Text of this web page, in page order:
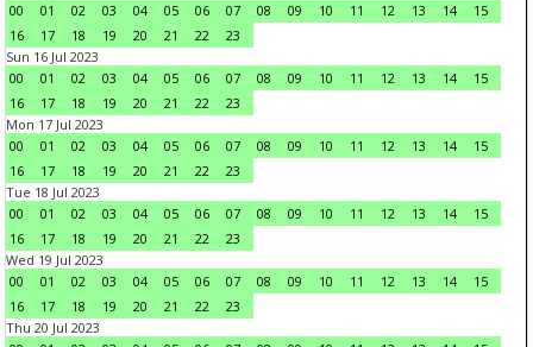
00
01 02 03 04 05 06 07 08 09 10 11 12 13 14
15
16
17 18 19 20 21 22
23
Sun 16 Jul 2023
00
01 02 03 04 05 06 07 08 09 10 11 12 13 14
15
16
17 18 19 20 21 22
23
Mon 17 Jul 2023
00
01 02 03 04 05 06 07 08 09 10 11 12 13 14
15
16
17 18 19 20 21 22
23
Tue 18 Jul 2023
00
01 02 03 04 05 06 07 08 09 10 11 12 13 14
15
16
17 18 19 20 21 22
23
Wed 19 Jul 2023
00
01 02 03 04 05 06 07 08 09 10 11 12 13 14
15
16
17 18 19 20 21 22
23
Thu 20 Jul 2023